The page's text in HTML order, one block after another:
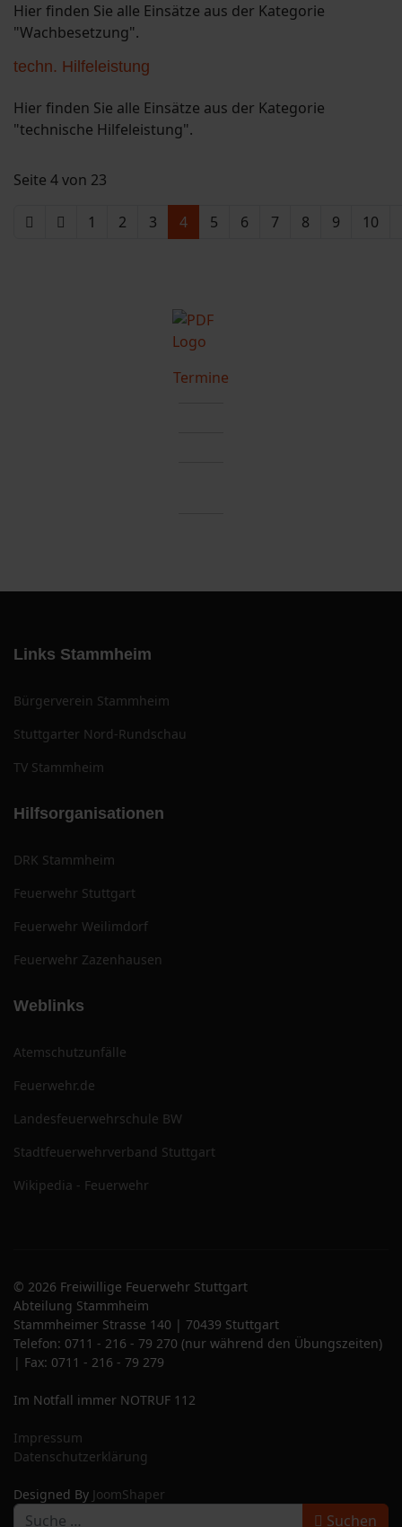
Hier finden Sie alle Einsätze aus der Kategorie
"Wachbesetzung".
techn. Hilfeleistung
Hier finden Sie alle Einsätze aus der Kategorie
"technische Hilfeleistung".
Seite 4 von 23
1 2 3 4 5 6 7 8 9 10
Termine
Links Stammheim
Bürgerverein Stammheim
Stuttgarter Nord-Rundschau
TV Stammheim
Hilfsorganisationen
DRK Stammheim
Feuerwehr Stuttgart
Feuerwehr Weilimdorf
Feuerwehr Zazenhausen
Weblinks
Atemschutzunfälle
Feuerwehr.de
Landesfeuerwehrschule BW
Stadtfeuerwehrverband Stuttgart
Wikipedia - Feuerwehr
© 2026 Freiwillige Feuerwehr Stuttgart
Abteilung Stammheim
Stammheimer Strasse 140 | 70439 Stuttgart
Telefon: 0711 - 216 - 79 270 (nur während den Übungszeiten)
| Fax: 0711 - 216 - 79 279
Im Notfall immer NOTRUF 112
Impressum
Datenschutzerklärung
Designed By JoomShaper
Suchen